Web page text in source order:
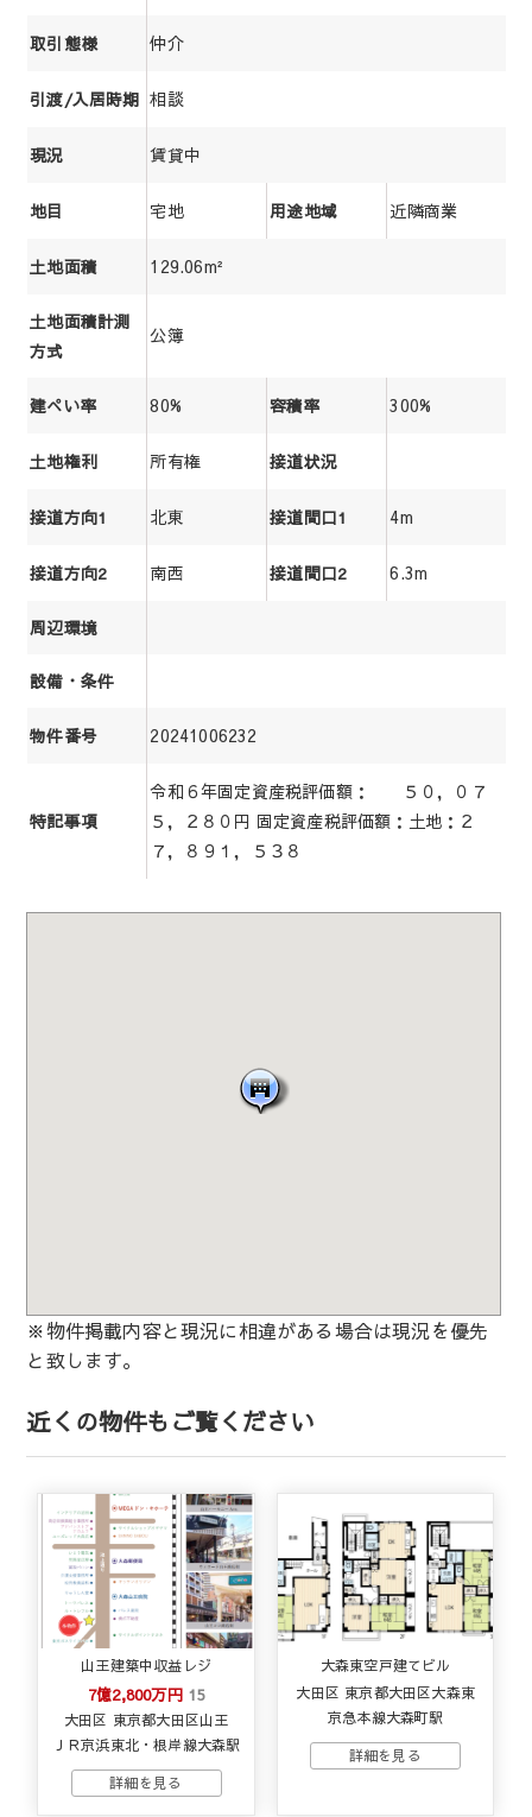
取引態様 仲介
引渡/入居時期 相談
現況 賃貸中
地目 宅地 用途地域 近隣商業
土地面積 129.06m²
土地面積計測
方式
公簿
建ぺい率 80% 容積率 300%
土地権利 所有権 接道状況
接道方向1 北東 接道間口1 4m
接道方向2 南西 接道間口2 6.3m
周辺環境
設備・条件
物件番号 20241006232
特記事項
令和６年固定資産税評価額： ５０，０７
５，２８０円 固定資産税評価額：土地：２
７，８９１，５３８
※物件掲載内容と現況に相違がある場合は現況を優先
と致します。
近くの物件もご覧ください
山王建築中収益レジ
7億2,800万円 15
大田区 東京都大田区山王
ＪＲ京浜東北・根岸線大森駅
大森東空戸建てビル
大田区 東京都大田区大森東
京急本線大森町駅